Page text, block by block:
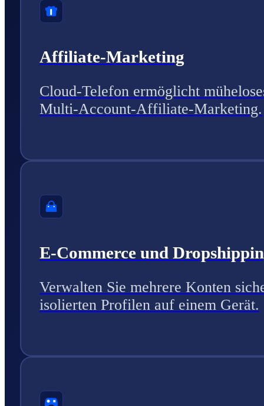
Affiliate-Marketing
Cloud-Telefon ermöglicht
Multi-Account-Affiliate-Marketing.
E-Commerce und
Verwalten Sie mehrere Konten
isolierten Profilen auf einem Gerät.